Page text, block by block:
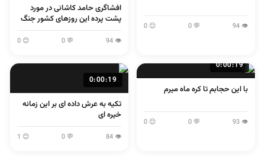
👁 94
💬 0
😊 0
افشاگری حامد کاشانی در مورد
پشت پرده این روزهای کشور جنگ
👁 94
💬 0
😊 0
0:00:19
با این حجابم تا کره ماه میرم
👁 93
💬 0
😊 0
0:00:19
تکیه به عرش داده ای بر این زمانه
خیره ای
👁 84
💬 0
😊 1